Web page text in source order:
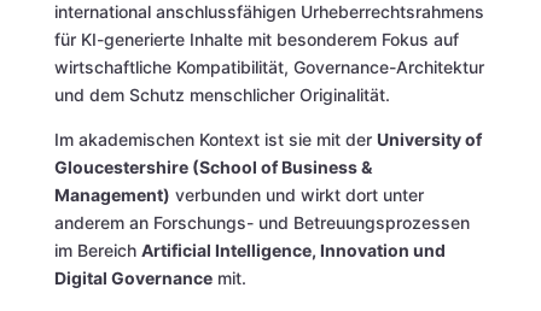
international anschlussfähigen Urheberrechtsrahmens
für KI-generierte Inhalte mit besonderem Fokus auf
wirtschaftliche Kompatibilität, Governance-Architektur
und dem Schutz menschlicher Originalität.
Im akademischen Kontext ist sie mit der University of
Gloucestershire (School of Business &
Management) verbunden und wirkt dort unter
anderem an Forschungs- und Betreuungsprozessen
im Bereich Artificial Intelligence, Innovation und
Digital Governancemit.